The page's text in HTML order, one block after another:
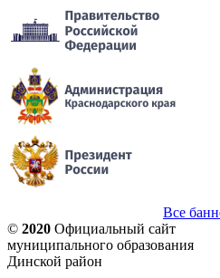
Все
© 2020 Официальный сайт
муниципального образования
Динской район